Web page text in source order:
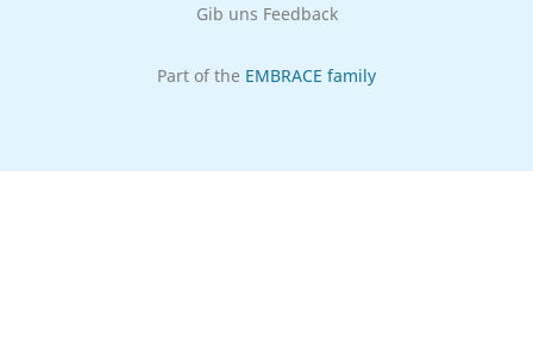
Gib uns Feedback
Part of the EMBRACE family